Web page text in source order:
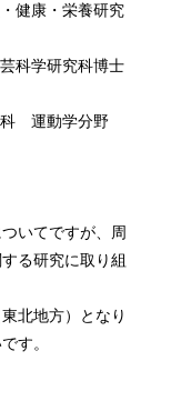
健康・栄養研究
科学研究科博士
科 運動学分野
いてですが、周
る研究に取り組
北地方）となり
す。